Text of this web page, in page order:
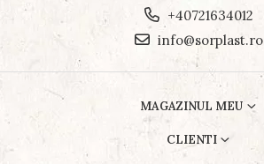
+40721634012
info@sorplast.ro
MAGAZINUL MEU
CLIENTI